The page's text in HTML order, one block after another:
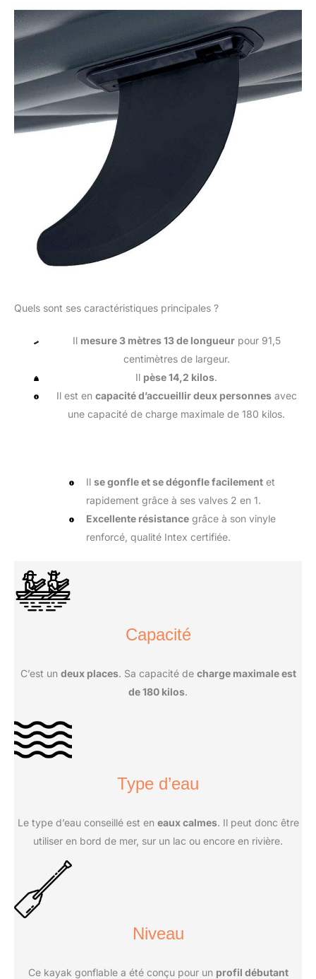
Quels sont ses caractéristiques principales ?
Il mesure 3 mètres 13 de longueurpour 91,5
centimètres de largeur.
Il pèse 14,2 kilos.
Il est en capacité d’accueillir deux personnesavec
une capacité de charge maximale de 180 kilos.
Il se gonfle et se dégonfle facilement et
rapidement grâce à ses valves 2 en 1.
Excellente résistance grâce à son vinyle
renforcé, qualité Intex certifiée.
Capacité
C’est un deux places. Sa capacité de charge maximale est
de 180 kilos.
Type d’eau
Le type d’eau conseillé est en eaux calmes. Il peut donc être
utiliser en bord de mer, sur un lac ou encore en rivière.
Niveau
Ce kayak gonflable a été conçu pour un profil débutant